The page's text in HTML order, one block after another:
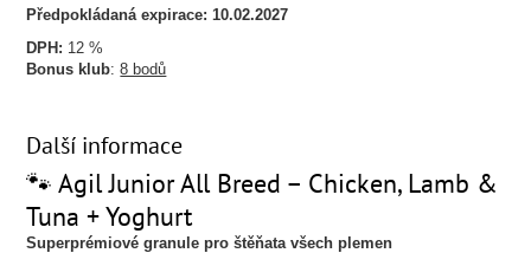
Předpokládaná expirace: 10.02.2027
DPH: 12 %
Bonus klub:8 bodů
Další informace
🐾 Agil Junior All Breed – Chicken, Lamb &
Tuna + Yoghurt
Superprémiové granule pro štěňata všech plemen